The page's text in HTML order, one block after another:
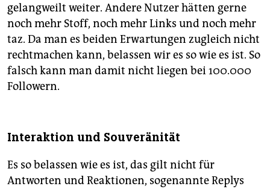
gelangweilt weiter. Andere Nutzer hätten gerne
noch mehr Stoff, noch mehr Links und noch mehr
taz. Da man es beiden Erwartungen zugleich nicht
rechtmachen kann, belassen wir es so wie es ist. So
falsch kann man damit nicht liegen bei 100.000
Followern.
Interaktion und Souveränität
Es so belassen wie es ist, das gilt nicht für
Antworten und Reaktionen, sogenannte Replys